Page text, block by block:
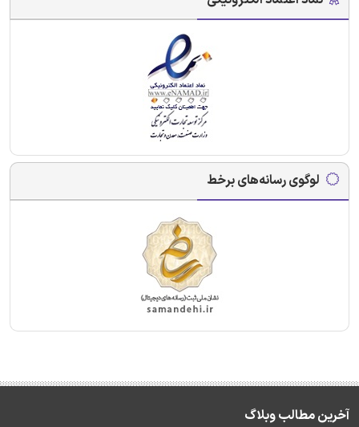
لوگوی رسانه‌های برخط
آخرین مطالب وبلاگ